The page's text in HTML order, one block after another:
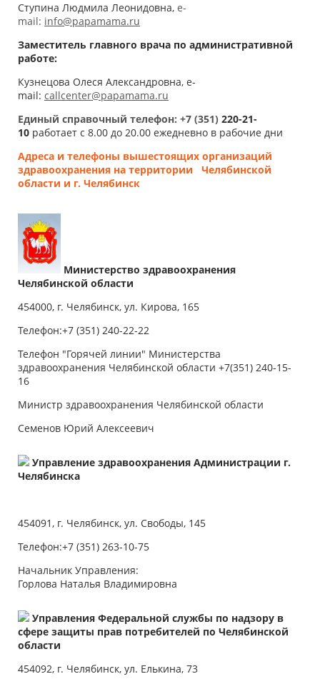
Ступина Людмила Леонидовна, e-
mail: info@papamama.ru
Заместитель главного врача по административной
работе:
Кузнецова Олеся Александровна, e-
mail: callcenter@papamama.ru
Единый справочный телефон: +7 (351) 220-21-
10 работает с 8.00 до 20.00 ежедневно в рабочие дни
Адреса и телефоны вышестоящих организаций
здравоохранения на территории Челябинской
области и г. Челябинск
Министерство здравоохранения
Челябинской области
454000, г. Челябинск, ул. Кирова, 165
Телефон:+7 (351) 240-22-22
Телефон "Горячей линии" Министерства
здравоохранения Челябинской области +7(351) 240-15-
16
Министр здравоохранения Челябинской области
Семенов Юрий Алексеевич
Управление здравоохранения Администрации г.
Челябинска
454091, г. Челябинск, ул. Свободы, 145
Телефон:+7 (351) 263-10-75
Начальник Управления:
Горлова Наталья Владимировна
Управления Федеральной службы по надзору в
сфере защиты прав потребителей по Челябинской
области
454092, г. Челябинск, ул. Елькина, 73